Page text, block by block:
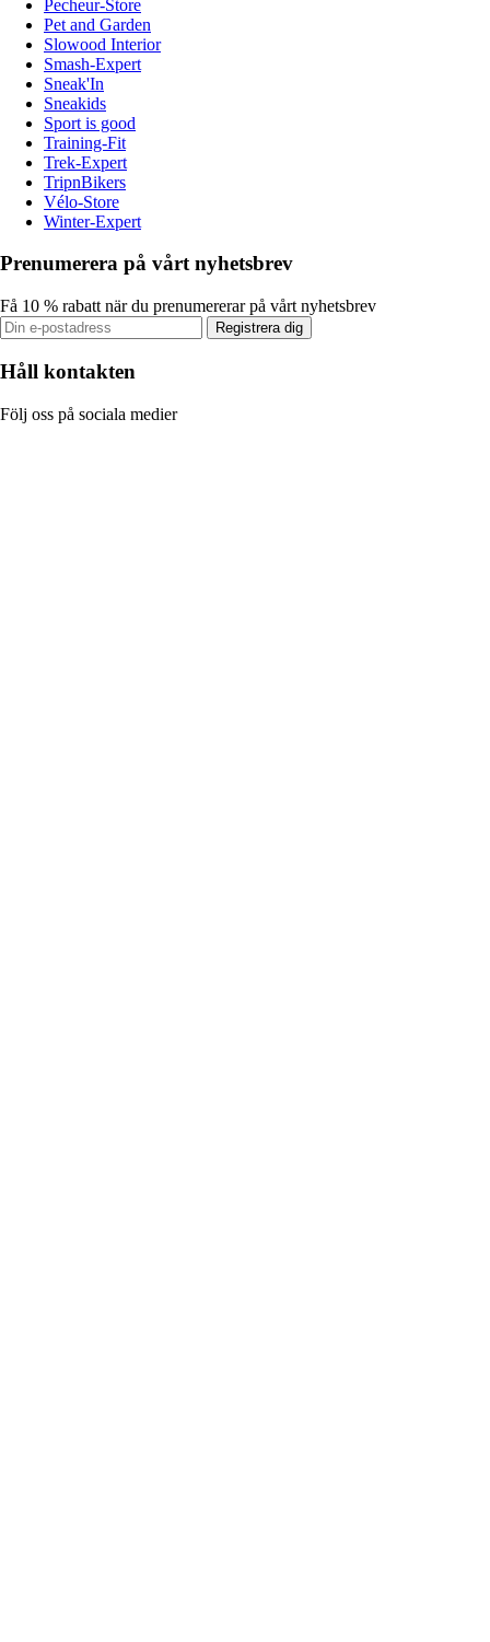
Pecheur-Store
Pet and Garden
Slowood Interior
Smash-Expert
Sneak'In
Sneakids
Sport is good
Training-Fit
Trek-Expert
TripnBikers
Vélo-Store
Winter-Expert
Prenumerera på vårt nyhetsbrev
Få 10 % rabatt när du prenumererar på vårt nyhetsbrev
Registrera dig
Håll kontakten
Följ oss på sociala medier